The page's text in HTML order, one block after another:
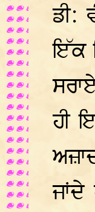
ਡੀ:
ਇੱਕ
ਹੀ